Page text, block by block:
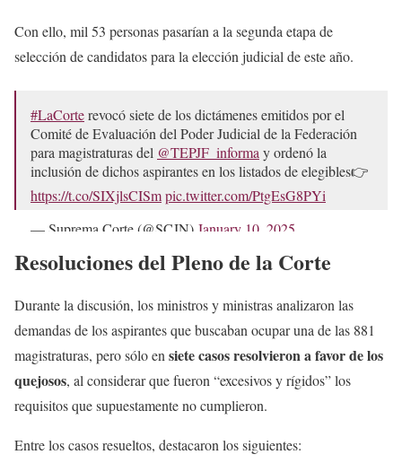
Con ello, mil 53 personas pasarían a la segunda etapa de
selección de candidatos para la elección judicial de este año.
#LaCorterevocó siete de los dictámenes emitidos por el
Comité de Evaluación del Poder Judicial de la Federación
para magistraturas del @TEPJF_informa y ordenó la
inclusión de dichos aspirantes en los listados de elegibles👉
https://t.co/SIXjlsCISmpic.twitter.com/PtgEsG8PYi
— Suprema Corte (@SCJN) January 10, 2025
Resoluciones del Pleno de la Corte
Durante la discusión, los ministros y ministras analizaron las
demandas de los aspirantes que buscaban ocupar una de las 881
magistraturas, pero sólo en siete casos resolvieron a favor de los
quejosos, al considerar que fueron “excesivos y rígidos” los
requisitos que supuestamente no cumplieron.
Entre los casos resueltos, destacaron los siguientes: